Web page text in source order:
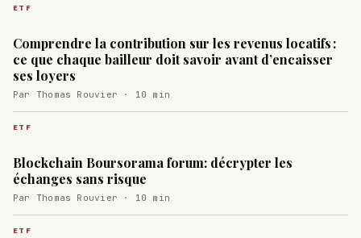
ETF
Comprendre la contribution sur les revenus locatifs :
ce que chaque bailleur doit savoir avant d’encaisser
ses loyers
Par Thomas Rouvier · 10 min
ETF
Blockchain Boursorama forum: décrypter les
échanges sans risque
Par Thomas Rouvier · 10 min
ETF